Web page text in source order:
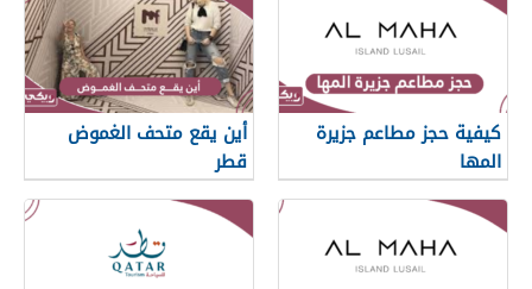
كيفية حجز مطاعم جزيرة
المها
أين يقع متحف الغموض
قطر